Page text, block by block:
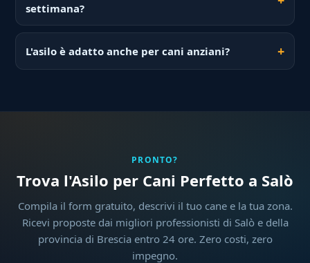
settimana?
L'asilo è adatto anche per cani anziani?
PRONTO?
Trova l'Asilo per Cani Perfetto a Salò
Compila il form gratuito, descrivi il tuo cane e la tua zona.
Ricevi proposte dai migliori professionisti di Salò e della
provincia di Brescia entro 24 ore. Zero costi, zero
impegno.